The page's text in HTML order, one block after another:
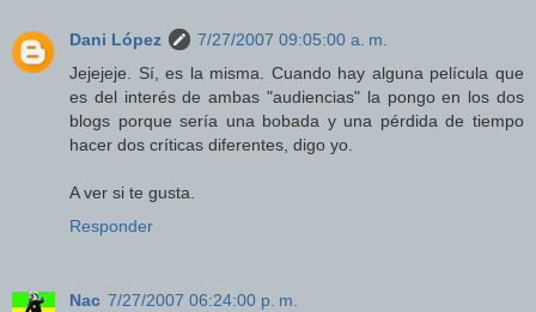
Dani López
7/27/2007 09:05:00 a. m.
Jejejeje. Sí, es la misma. Cuando hay alguna película que
es del interés de ambas "audiencias" la pongo en los dos
blogs porque sería una bobada y una pérdida de tiempo
hacer dos críticas diferentes, digo yo.
A ver si te gusta.
Responder
Nac 7/27/2007 06:24:00 p. m.